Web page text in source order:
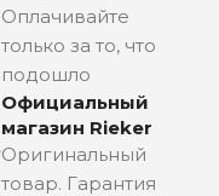
Оплачивайте
только за то, что
подошло
Официальный
магазин Rieker
Оригинальный
товар. Гарантия